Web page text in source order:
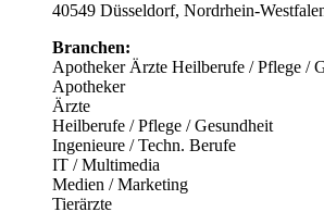
40549 Düsseldorf, Nordrhein-
Branchen:
ApothekerÄrzte Heilberufe / Pflege /
Apotheker
Ärzte
Heilberufe / Pflege / Gesundheit
Ingenieure / Techn. Berufe
IT / Multimedia
Medien / Marketing
Tierärzte